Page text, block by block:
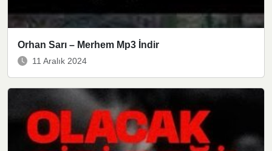
Orhan Sarı – Merhem Mp3 İndir
11 Aralık 2024